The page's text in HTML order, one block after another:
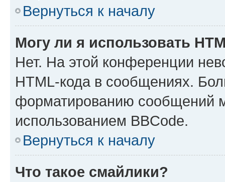
Вернуться к началу
Могу ли я использовать
Нет. На этой конференции
HTML-кода в сообщениях.
форматированию сообщений
использованием BBCode.
Вернуться к началу
Что такое смайлики?